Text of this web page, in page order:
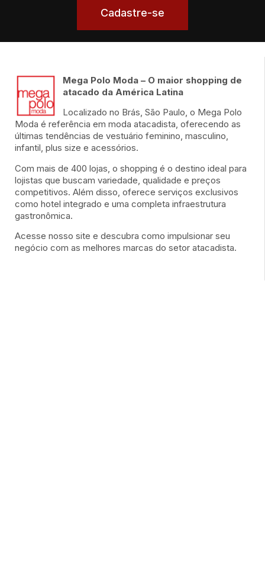
Cadastre-se
Mega Polo Moda – O maior shopping de
atacado da América Latina
Localizado no Brás, São Paulo, o Mega Polo
Moda é referência em moda atacadista, oferecendo as
últimas tendências de vestuário feminino, masculino,
infantil, plus size e acessórios.
Com mais de 400 lojas, o shopping é o destino ideal para
lojistas que buscam variedade, qualidade e preços
competitivos. Além disso, oferece serviços exclusivos
como hotel integrado e uma completa infraestrutura
gastronômica.
Acesse nosso site e descubra como impulsionar seu
negócio com as melhores marcas do setor atacadista.